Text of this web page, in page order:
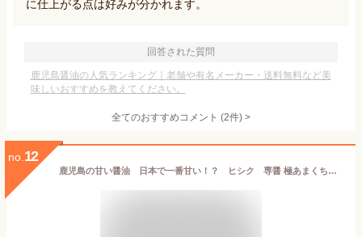
に仕上がる点は好みが分かれます。
回答された質問
鹿児島醤油の人気ランキング｜老舗や有名メーカー・送料無料など美
味しいおすすめを教えてください。
全てのおすすめコメント (2件) >
no. 12
鹿児島の甘い醤油 日本で一番甘い！？ ヒシク 専醤 極あまくち 1リットル2本組